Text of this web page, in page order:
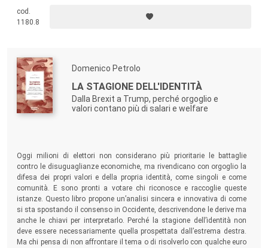
cod.
1180.8
Domenico Petrolo
LA STAGIONE DELL'IDENTITÀ
Dalla Brexit a Trump, perché orgoglio e
valori contano più di salari e welfare
Oggi milioni di elettori non considerano più prioritarie le battaglie
contro le disuguaglianze economiche, ma rivendicano con orgoglio la
difesa dei propri valori e della propria identità, come singoli e come
comunità. E sono pronti a votare chi riconosce e raccoglie queste
istanze. Questo libro propone un’analisi sincera e innovativa di come
si sta spostando il consenso in Occidente, descrivendone le derive ma
anche le chiavi per interpretarlo. Perché la stagione dell’identità non
deve essere necessariamente quella prospettata dall’estrema destra.
Ma chi pensa di non affrontare il tema o di risolverlo con qualche euro